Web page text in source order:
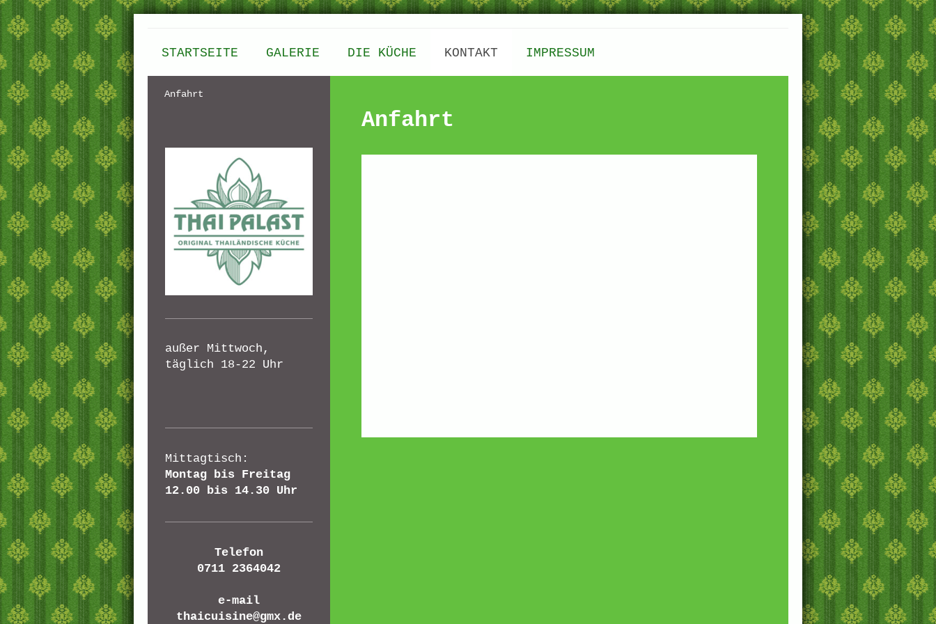
STARTSEITE GALERIE DIE KÜCHE KONTAKT IMPRESSUM
Anfahrt
Anfahrt
außer Mittwoch,
täglich 18-22 Uhr
Mittagtisch:
Montag bis Freitag
12.00 bis 14.30 Uhr
Telefon
0711 2364042
e-mail
thaicuisine@gmx.de